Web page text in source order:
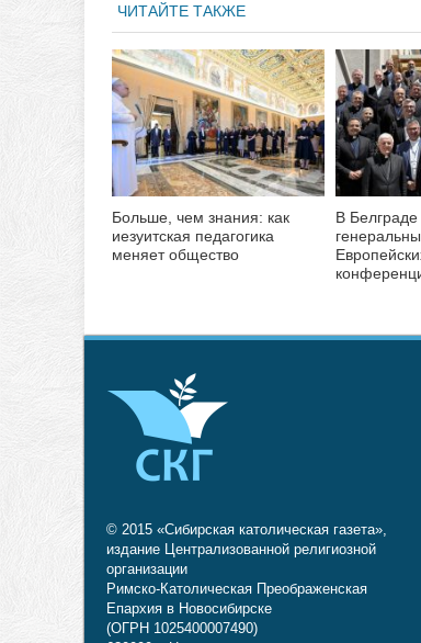
ЧИТАЙТЕ ТАКЖЕ
Больше, чем знания: как
иезуитская педагогика
меняет общество
В
© 2015 «Сибирская католическая газета»,
издание Централизованной религиозной
организации
Римско-Католическая Преображенская
Епархия в Новосибирске
(ОГРН 1025400007490)